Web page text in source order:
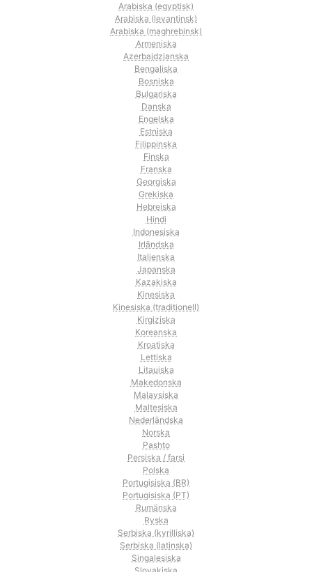
Arabiska (egyptisk)
Arabiska (levantinsk)
Arabiska (maghrebinsk)
Armeniska
Azerbajdzjanska
Bengaliska
Bosniska
Bulgariska
Danska
Engelska
Estniska
Filippinska
Finska
Franska
Georgiska
Grekiska
Hebreiska
Hindi
Indonesiska
Irländska
Italienska
Japanska
Kazakiska
Kinesiska
Kinesiska (traditionell)
Kirgiziska
Koreanska
Kroatiska
Lettiska
Litauiska
Makedonska
Malaysiska
Maltesiska
Nederländska
Norska
Pashto
Persiska / farsi
Polska
Portugisiska (BR)
Portugisiska (PT)
Rumänska
Ryska
Serbiska (kyrilliska)
Serbiska (latinska)
Singalesiska